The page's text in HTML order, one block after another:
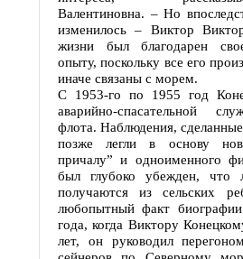
Валентиновна. – Но
изменилось – Виктор
жизни был благодарен
опыту, поскольку все его
иначе связаны с морем.
С 1953-го по 1955 год
аварийно-спасательной
флота. Наблюдения,
позже легли в основу
причалу” и одноименного
был глубоко убежден, что
получаются из сельских
любопытный факт
года, когда Виктору
лет, он руководил